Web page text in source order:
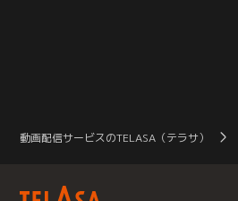
動画配信サービスのTELASA（テラサ）